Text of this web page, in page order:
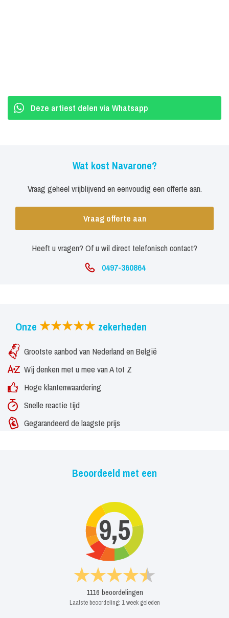
muzikanten die de geschiedenis van de rockmuziek snappen en
ook meenemen in hun spel. Dat is een voorwaarde maar niet iets
betere songs gaan schrijven en simpelweg een betere band
dat het saai of voorspelbaar is. Voor een jonge groep is dat een
enorme kwaliteit.”
Deze artiest delen via Whatsapp
Wat kost Navarone?
Vraag geheel vrijblijvend en eenvoudig een offerte aan.
Vraag offerte aan
Heeft u vragen? Of u wil direct telefonisch contact?
0497-360864
Onze zekerheden
Grootste aanbod van Nederland en België
Wij denken met u mee van A tot Z
Hoge klantenwaardering
Snelle reactie tijd
Gegarandeerd de laagste prijs
Beoordeeld met een
9,5
1116 beoordelingen
Laatste beoordeling: 1 week geleden